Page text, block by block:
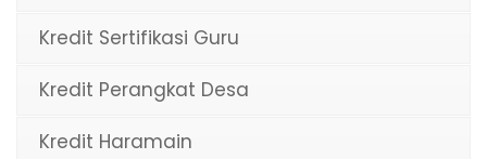
Kredit Sertifikasi Guru
Kredit Perangkat Desa
Kredit Haramain